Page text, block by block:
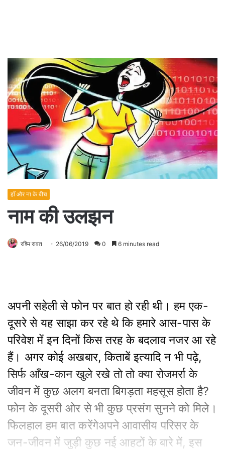
हाँ और ना के बीच
नाम की उलझन
रश्मि रावत 26/06/2019 0 6 minutes read
अपनी सहेली से फोन पर बात हो रही थी। हम एक-
दूसरे से यह साझा कर रहे थे कि हमारे आस-पास के
परिवेश में इन दिनों किस तरह के बदलाव नजर आ रहे
हैं। अगर कोई अखबार, किताबें इत्यादि न भी पढ़े,
सिर्फ आँख-कान खुले रखे तो तो क्या रोजमर्रा के
जीवन में कुछ अलग बनता बिगड़ता महसूस होता है?
फोन के दूसरी ओर से भी कुछ प्रसंग सुनने को मिले।
फिलहाल हम बात करेंगेअपने आवासीय परिसर के
जन-जीवन में जुड़ी कुछ नई आहटों के बारे में, इस